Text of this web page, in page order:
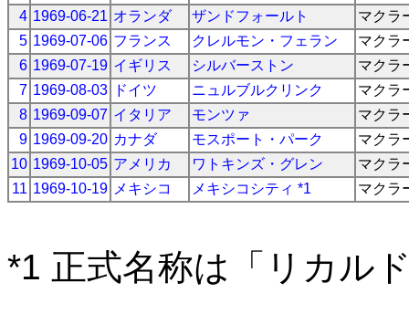
4 1969-06-21 オランダ ザンドフォールト
マクラ
5 1969-07-06 フランス クレルモン・フェラン
マクラ
6 1969-07-19 イギリス シルバーストン
マクラ
7 1969-08-03 ドイツ ニュルブルクリンク
マクラ
8 1969-09-07 イタリア モンツァ
マクラ
9 1969-09-20 カナダ モスポート・パーク
マクラ
10 1969-10-05 アメリカ ワトキンズ・グレン
マクラ
11 1969-10-19 メキシコ メキシコシティ *1 マクラ
*1 正式名称は「リカル